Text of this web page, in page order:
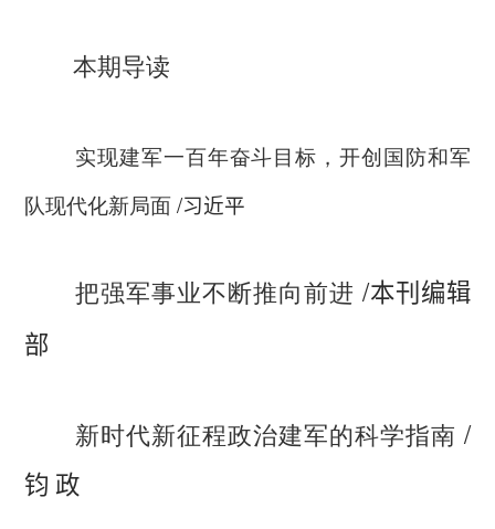
本期导读
实现建军一百年奋斗目标，开创国防和军
队现代化新局面/习近平
把强军事业不断推向前进 /本刊编辑
部
新时代新征程政治建军的科学指南 /
钧 政